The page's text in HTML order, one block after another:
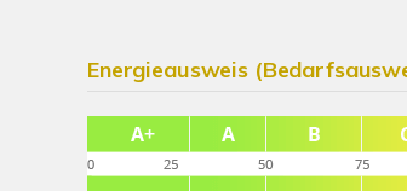
Energieausweis